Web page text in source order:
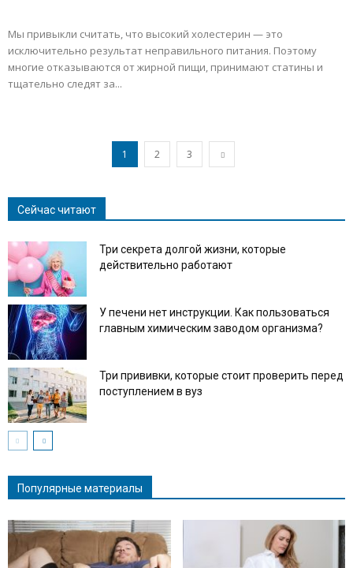
Мы привыкли считать, что высокий холестерин — это
исключительно результат неправильного питания. Поэтому
многие отказываются от жирной пищи, принимают статины и
тщательно следят за...
1 2 3
Сейчас читают
Три секрета долгой жизни, которые
действительно работают
У печени нет инструкции. Как пользоваться
главным химическим заводом организма?
Три прививки, которые стоит проверить перед
поступлением в вуз
Популярные материалы